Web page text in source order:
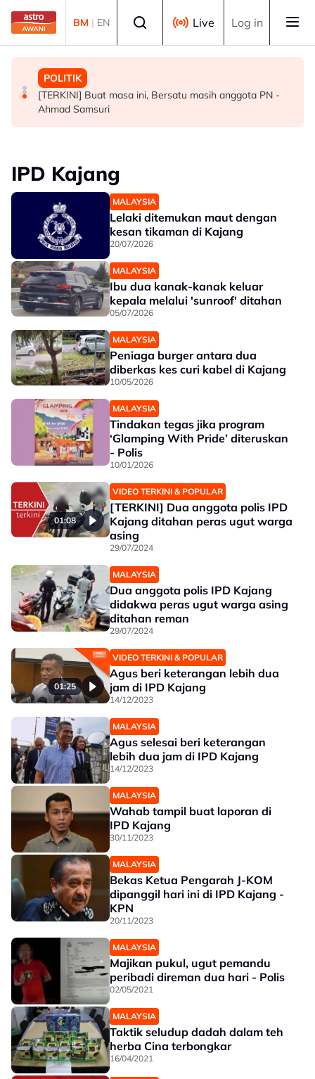
Skip to main content
BM | EN Live Log in
SUKAN
Final Masters Korea: Eksperimen berjaya, beregu
'scratch pair' negara muncul juara!
MALAYSIA
Penjualan aset Felda: Ahmad Shabery bimbang PM
terima maklumat kurang tepat
POLITIK
[TERKINI] Buat masa ini, Bersatu masih anggota PN -
Ahmad Samsuri
IPD Kajang
MALAYSIA
Lelaki ditemukan maut dengan
kesan tikaman di Kajang
20/07/2026
MALAYSIA
Ibu dua kanak-kanak keluar
kepala melalui 'sunroof' ditahan
05/07/2026
MALAYSIA
Peniaga burger antara dua
diberkas kes curi kabel di Kajang
10/05/2026
MALAYSIA
Tindakan tegas jika program
‘Glamping With Pride’ diteruskan
- Polis
10/01/2026
01:08
VIDEO TERKINI & POPULAR
[TERKINI] Dua anggota polis IPD
Kajang ditahan peras ugut warga
asing
29/07/2024
MALAYSIA
Dua anggota polis IPD Kajang
didakwa peras ugut warga asing
ditahan reman
29/07/2024
01:25
VIDEO TERKINI & POPULAR
Agus beri keterangan lebih dua
jam di IPD Kajang
14/12/2023
MALAYSIA
Agus selesai beri keterangan
lebih dua jam di IPD Kajang
14/12/2023
MALAYSIA
Wahab tampil buat laporan di
IPD Kajang
30/11/2023
MALAYSIA
Bekas Ketua Pengarah J-KOM
dipanggil hari ini di IPD Kajang -
KPN
20/11/2023
MALAYSIA
Majikan pukul, ugut pemandu
peribadi direman dua hari - Polis
02/05/2021
MALAYSIA
Taktik seludup dadah dalam teh
herba Cina terbongkar
16/04/2021